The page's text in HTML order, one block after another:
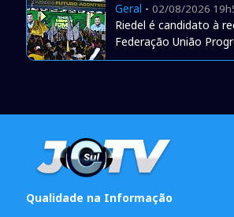
Geral - 02/08/2026
Riedel é candidato à
Federação União
Qualidade na Informação